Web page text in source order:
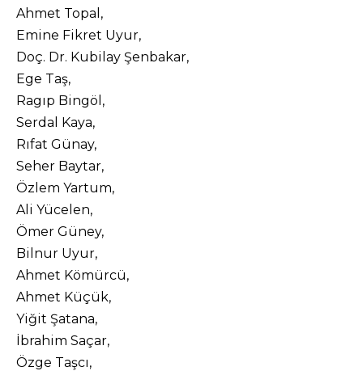
Ahmet Topal,
Emine Fikret Uyur,
Doç. Dr. Kubilay Şenbakar,
Ege Taş,
Ragıp Bingöl,
Serdal Kaya,
Rıfat Günay,
Seher Baytar,
Özlem Yartum,
Ali Yücelen,
Ömer Güney,
Bilnur Uyur,
Ahmet Kömürcü,
Ahmet Küçük,
Yiğit Şatana,
İbrahim Saçar,
Özge Taşcı,